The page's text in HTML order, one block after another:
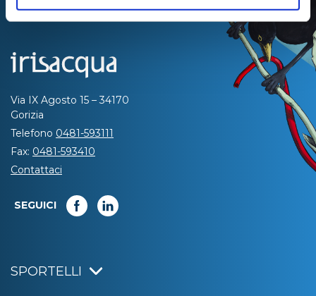
Via IX Agosto 15 – 34170
Gorizia
Telefono 0481-593111
Fax: 0481-593410
Contattaci
SEGUICI
SPORTELLI